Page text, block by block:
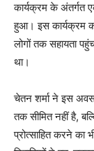
कार्यक्रम के अंतर्गत
हुआ। इस कार्यक्रम
लोगों तक सहायता
था।
चेतन शर्मा ने इस
तक सीमित नहीं है,
प्रोत्साहित करने का